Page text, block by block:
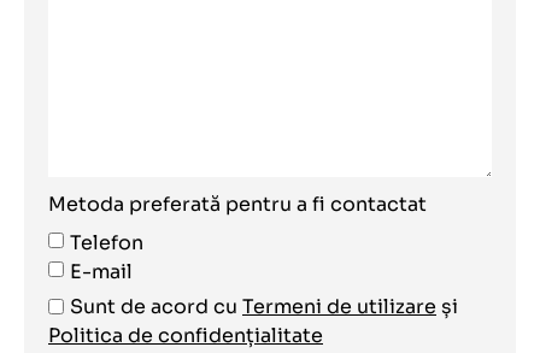
Metoda preferată pentru a fi contactat
Telefon
E-mail
Sunt de acord cu Termeni de utilizare și
Politica de confidențialitate